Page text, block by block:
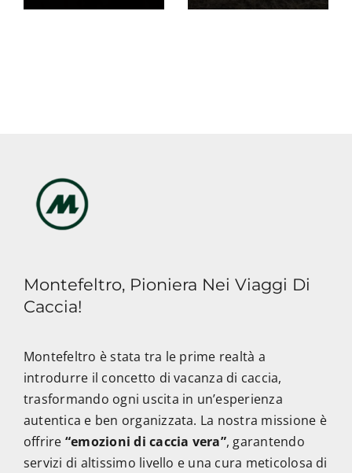
Montefeltro, Pioniera Nei Viaggi Di
Caccia!
Montefeltro è stata tra le prime realtà a
introdurre il concetto di vacanza di caccia,
trasformando ogni uscita in un’esperienza
autentica e ben organizzata. La nostra missione è
offrire “emozioni di caccia vera”, garantendo
servizi di altissimo livello e una cura meticolosa di